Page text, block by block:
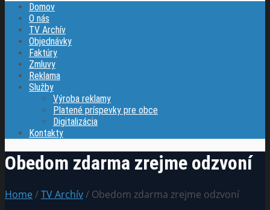
Domov
O nás
TV Archív
Objednávky
Faktúry
Zmluvy
Reklama
Služby
Výroba reklamy
Platené príspevky pre obce
Digitalizácia
Kontakty
Obedom zdarma zrejme odzvoní
Home/TV Archív/ Obedom zdarma zrejme odzvoní